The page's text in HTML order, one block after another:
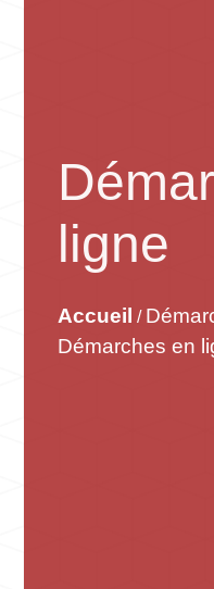
ligne
Accueil /
Démarches en